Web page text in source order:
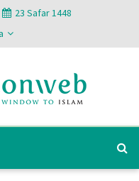
23 Safar 1448